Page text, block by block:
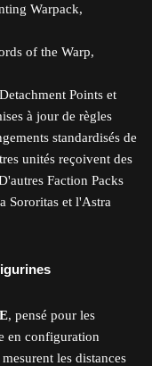
Warpack,
of the Warp,
Points et
à jour de règles
standardisés de
unités reçoivent des
Faction Packs
Sororitas et l'Astra
, pensé pour les
en configuration
les distances